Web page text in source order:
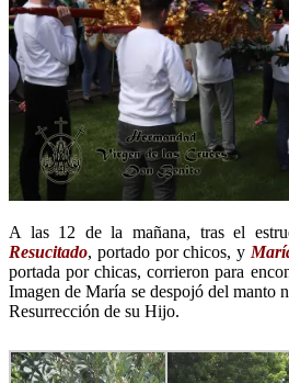
A las 12 de la mañana, tras el
Resucitado, portado por chicos, y
portada por chicas, corrieron para
Imagen de María se despojó del manto
Resurrección de su Hijo.